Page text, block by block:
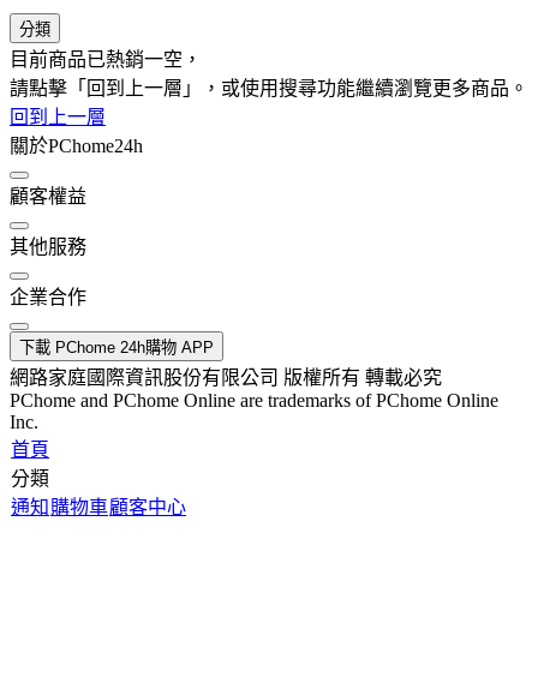
分類
目前商品已熱銷一空，
請點擊「回到上一層」，或使用搜尋功能繼續瀏覽更多商品。
回到上一層
關於PChome24h
顧客權益
其他服務
企業合作
下載 PChome 24h購物 APP
網路家庭國際資訊股份有限公司 版權所有 轉載必究
PChome and PChome Online are trademarks of PChome Online
Inc.
首頁
分類
通知 購物車顧客中心